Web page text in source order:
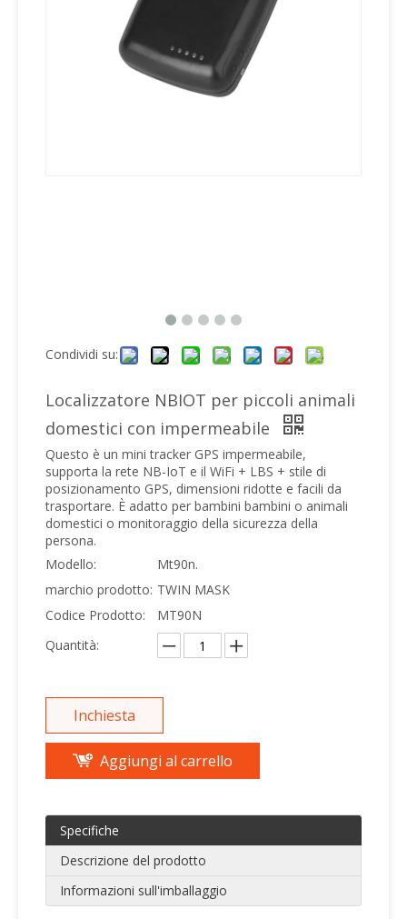
Condividi su:
Localizzatore NBIOT per piccoli animali
domestici con impermeabile
Questo è un mini tracker GPS impermeabile,
supporta la rete NB-IoT e il WiFi + LBS + stile di
posizionamento GPS, dimensioni ridotte e facili da
trasportare. È adatto per bambini bambini o animali
domestici o monitoraggio della sicurezza della
persona.
Modello:
Mt90n.
marchio prodotto: TWIN MASK
Codice Prodotto:
MT90N
Quantità:
Inchiesta
Aggiungi al carrello
Specifiche
Descrizione del prodotto
Informazioni sull'imballaggio